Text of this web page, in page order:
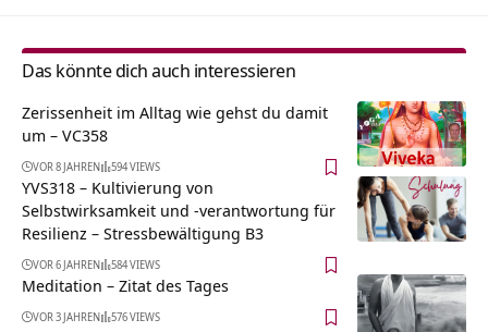
Das könnte dich auch interessieren
Zerissenheit im Alltag wie gehst du damit
um – VC358
VOR 8 JAHREN 594 VIEWS
YVS318 – Kultivierung von
Selbstwirksamkeit und -verantwortung für
Resilienz – Stressbewältigung B3
VOR 6 JAHREN 584 VIEWS
Meditation – Zitat des Tages
VOR 3 JAHREN 576 VIEWS